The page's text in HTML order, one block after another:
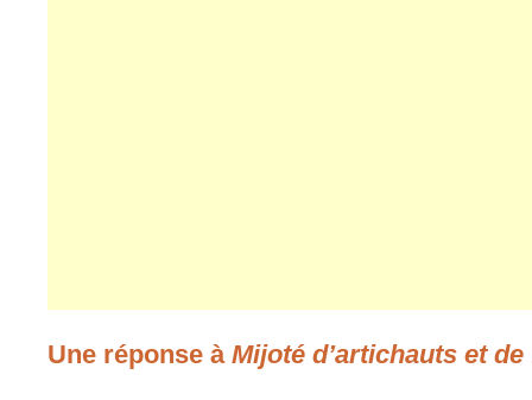
Une réponse à Mijoté d’artichauts et